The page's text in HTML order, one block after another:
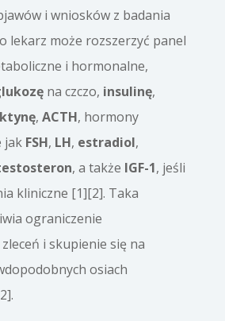
i wniosków z badania
lekarz może rozszerzyć panel
i hormonalne,
na czczo, insulinę,
, ACTH, hormony
jak FSH, LH, estradiol,
, a także IGF-1, jeśli
kliniczne [1][2]. Taka
ograniczenie
i skupienie się na
osiach